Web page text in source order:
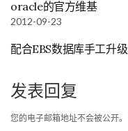
oracle的官方维基
2012-09-23
配合EBS数据库手工升级
发表回复
您的电子邮箱地址不会被公开。